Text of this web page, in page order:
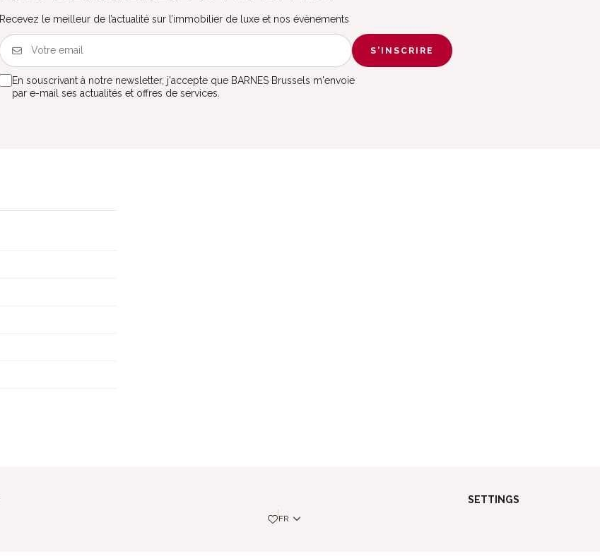
Recevez le meilleur de l’actualité sur l’immobilier de luxe et nos évènements
S'INSCRIRE
En souscrivant à notre newsletter, j'accepte que BARNES Brussels m'envoie
par e-mail ses actualités et offres de services.
SETTINGS
FR